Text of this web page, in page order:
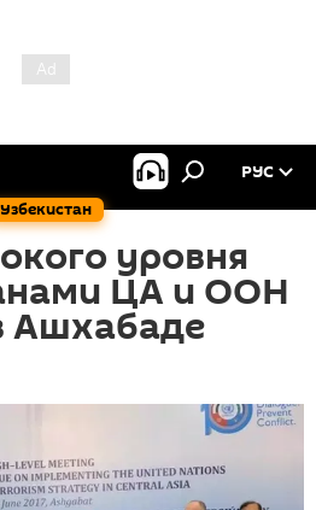
Узбекистан
РУС
уровня
ЦА и ООН
Ашхабаде